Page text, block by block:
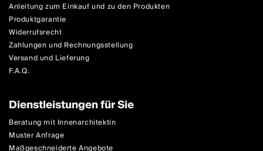
Anleitung zum Einkauf und zu den Produkten
Produktgarantie
Widerrufsrecht
Zahlungen und Rechnungsstellung
Versand und Lieferung
F.A.Q.
Dienstleistungen für Sie
Beratung mit Innenarchitektin
Muster Anfrage